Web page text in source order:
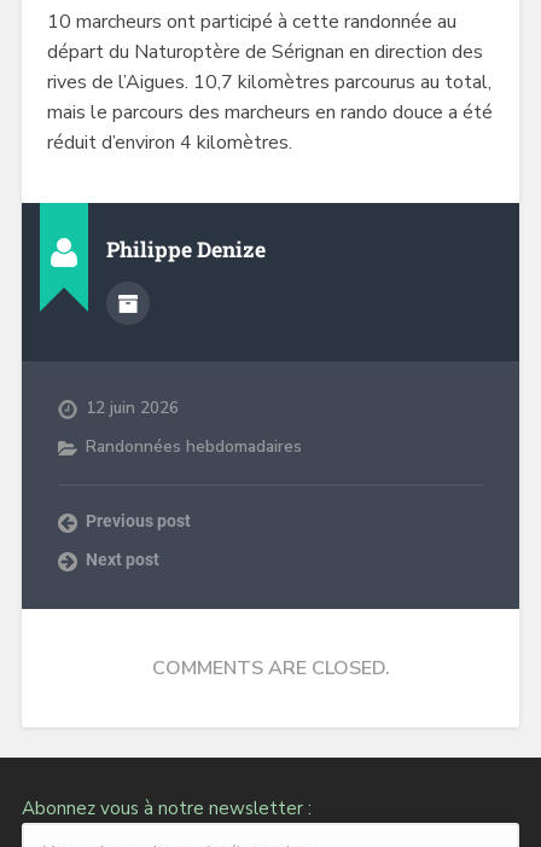
10 marcheurs ont participé à cette randonnée au
départ du Naturoptère de Sérignan en direction des
rives de l’Aigues. 10,7 kilomètres parcourus au total,
mais le parcours des marcheurs en rando douce a été
réduit d’environ 4 kilomètres.
Philippe Denize
12 juin 2026
Randonnées hebdomadaires
Previous post
Next post
COMMENTS ARE CLOSED.
Abonnez vous à notre newsletter :